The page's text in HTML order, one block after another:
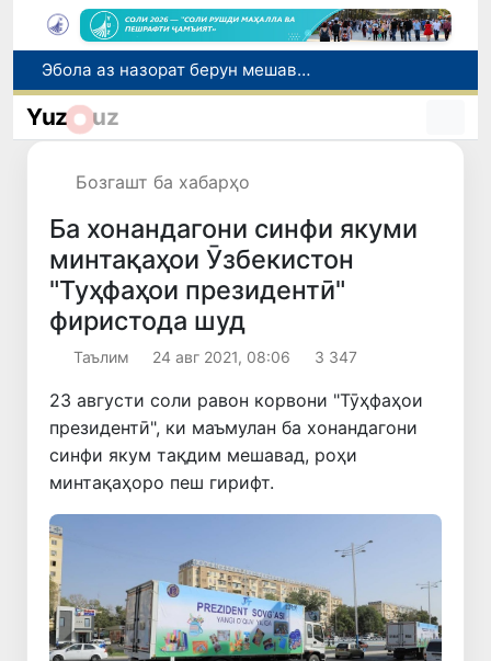
Дар моҳи июл дар Ӯзбекистон нархи маҳсулоти озуқаворӣ коҳиш ёфт, аммо баъзе молу хидматрасониҳо гарон шуданд
Дар Сенат тадбирҳои беҳтар намудани мавқеи Ӯзбекистон дар рейтингҳо ва индексҳои байналмилалӣ баррасӣ шуданд
Yuz uz
Бозгашт ба хабарҳо
Ба хонандагони синфи якуми
минтақаҳои Ӯзбекистон
"Туҳфаҳои президентӣ"
фиристода шуд
Таълим 24 авг 2021, 08:06 3 347
23 августи соли равон корвони "Тӯҳфаҳои
президентӣ", ки маъмулан ба хонандагони
синфи якум тақдим мешавад, роҳи
минтақаҳоро пеш гирифт.